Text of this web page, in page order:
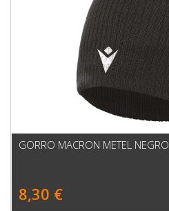
GORRO MACRON METEL NEGRO
8,30 €